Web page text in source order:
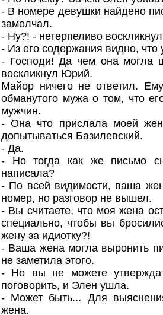
- В номере девушки найдено
замолчал.
- Ну?! - нетерпеливо
- Из его содержания видно,
- Господи! Да чем она могла
воскликнул Юрий.
Майор ничего не ответил.
обманутого мужа о том, что
мужчин.
- Она что прислала моей
допытываться Базилевский.
- Да.
- Но тогда как же письмо
написала?
- По всей видимости, ваша
номер, но разговор не вышел.
- Вы считаете, что моя жена
специально, чтобы вы
жену за идиотку?!
- Ваша жена могла выронить
не заметила этого.
- Но вы не можете
поговорить, и Элен ушла.
- Может быть... Для
жена.